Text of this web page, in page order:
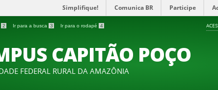
Simplifique! Comunica BR Participe
2 Ir para a busca 3 Ir para o rodapé 4
CAPITÃO POÇO
FEDERAL RURAL DA AMAZÔNIA